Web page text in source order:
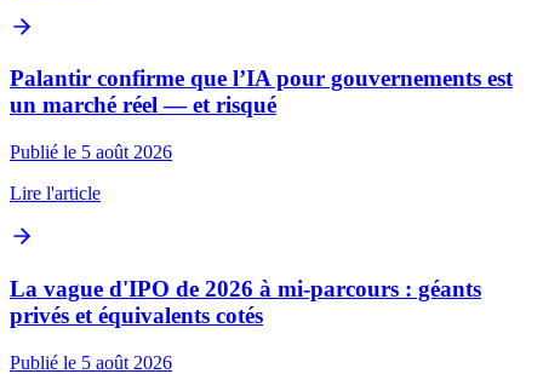
Palantir confirme que l’IA pour gouvernements est
un marché réel — et risqué
Publié le 5 août 2026
Lire l'article
La vague d'IPO de 2026 à mi-parcours : géants
privés et équivalents cotés
Publié le 5 août 2026